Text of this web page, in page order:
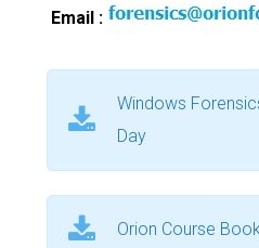
Email :
Windows
Day
Orion Course